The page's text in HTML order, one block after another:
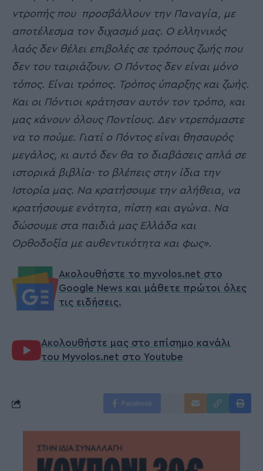
ντροπής που προσβάλλουν την Παναγία, με
αποτέλεσμα τον διχασμό μας. Ο ελληνικός
λαός δεν θέλει επιβολές σε τρόπους ζωής που
δεν του ταιριάζουν. Ο Πόντος δεν είναι μόνο
τόπος. Είναι τρόπος. Τρόπος ύπαρξης και ζωής.
Και οι Πόντιοι κράτησαν αυτόν τον τρόπο, και
μας κάνουν όλους Ποντίους. Δεν ντρεπόμαστε
να το πούμε. Γιατί ο Πόντος είναι θησαυρός
μεγάλος, κι αυτό δεν θα το διαβάσεις απλά σε
ιστορικά βιβλία· το βλέπεις στην ίδια την
Ιστορία μας. Να κρατήσουμε την αλήθεια, να
κρατήσουμε ενότητα, πίστη και αγώνα. Να
δώσουμε στα παιδιά μας Ελλάδα και
Ορθοδοξία με αυθεντικότητα και φως».
Ακολουθήστε το myvolos.net στο
Google News και μάθετε πρώτοι όλες
τις ειδήσεις.
Ακολουθήστε μας στο επίσημο κανάλι
του Myvolos.net στο Youtube
Facebook